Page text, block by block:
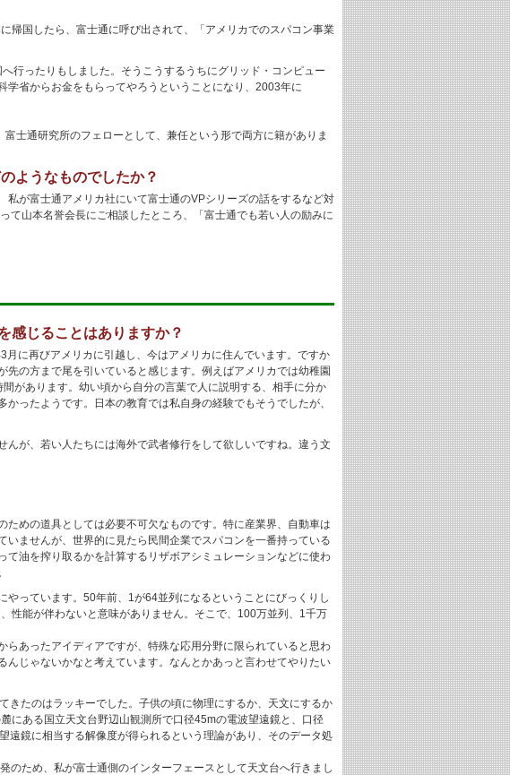
国したら、富士通に呼び出されて、「アメリカでのスパコン事業
行ったりもしました。そうこうするうちにグリッド・コンピュー
省からお金をもらってやろうということになり、2003年に
士通研究所のフェローとして、兼任という形で両方に籍がありま
ようなものでしたか？
が富士通アメリカ社にいて富士通のVPシリーズの話をするなど対
て山本名誉会長にご相談したところ、「富士通でも若い人の励みに
感じることはありますか？
に再びアメリカに引越し、今はアメリカに住んでいます。ですか
の方まで尾を引いていると感じます。例えばアメリカでは幼稚園
があります。幼い頃から自分の言葉で人に説明する、相手に分か
ったようです。日本の教育では私自身の経験でもそうでしたが、
が、若い人たちには海外で武者修行をして欲しいですね。違う文
めの道具としては必要不可欠なものです。特に産業界、自動車は
ませんが、世界的に見たら民間企業でスパコンを一番持っている
油を搾り取るかを計算するリザボアシミュレーションなどに使わ
っています。50年前、1が64並列になるということにびっくりし
性能が伴わないと意味がありません。そこで、100万並列、1千万
あったアイディアですが、特殊な応用分野に限られていると思わ
じゃないかなと考えています。なんとかあっと言わせてやりたい
たのはラッキーでした。子供の頃に物理にするか、天文にするか
にある国立天文台野辺山観測所で口径45mの電波望遠鏡と、口径
鏡に相当する解像度が得られるという理論があり、そのデータ処
のため、私が富士通側のインターフェースとして天文台へ行きまし